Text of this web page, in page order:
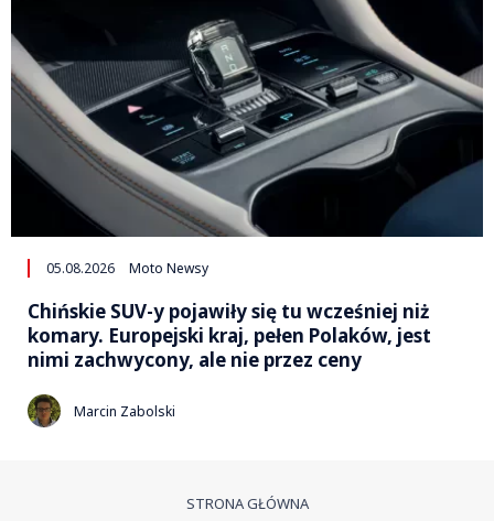
05.08.2026 Moto Newsy
Chińskie SUV-y pojawiły się tu wcześniej niż
komary. Europejski kraj, pełen Polaków, jest
nimi zachwycony, ale nie przez ceny
Marcin Zabolski
STRONA GŁÓWNA